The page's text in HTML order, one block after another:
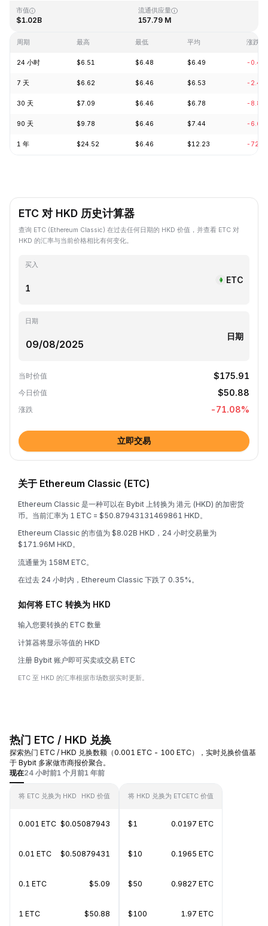
市值
$1.02B
流通供应量
157.79 M
周期 最高 最低 平均 涨跌
24 小时 $6.51 $6.48 $6.49 -
7 天 $6.62 $6.46 $6.53 -
30 天 $7.09 $6.46 $6.78 -
90 天 $9.78 $6.46 $7.44 -
1 年 $24.52 $6.46 $12.23 -
ETC 对 HKD 历史计算器
查询 ETC (Ethereum Classic) 在过去任何日期的 HKD 价值，并查看 ETC 对
HKD 的汇率与当前价格相比有何变化。
买入
ETC
日期
日期
当时价值 $175.91
今日价值 $50.88
涨跌 -71.08%
立即交易
关于 Ethereum Classic (ETC)
Ethereum Classic 是一种可以在 Bybit 上转换为 港元 (HKD) 的加密货
币。当前汇率为 1 ETC = $50.87943131469861 HKD。
Ethereum Classic 的市值为 $8.02B HKD，24 小时交易量为
$171.96M HKD。
流通量为 158M ETC。
在过去 24 小时内，Ethereum Classic 下跌了 0.35%。
如何将 ETC 转换为 HKD
输入您要转换的 ETC 数量
计算器将显示等值的 HKD
注册 Bybit 账户即可买卖或交易 ETC
ETC 至 HKD 的汇率根据市场数据实时更新。
热门 ETC / HKD 兑换
探索热门 ETC / HKD 兑换数额（0.001 ETC - 100 ETC），实时兑换价值基
于 Bybit 多家做市商报价聚合。
现在24 小时前1 个月前1 年前
将 ETC 兑换为 HKD HKD 价值
0.001 ETC $0.05087943
0.01 ETC $0.50879431
0.1 ETC $5.09
1 ETC $50.88
将 HKD 兑换为 ETCETC 价值
$1 0.0197 ETC
$10 0.1965 ETC
$50 0.9827 ETC
$100 1.97 ETC